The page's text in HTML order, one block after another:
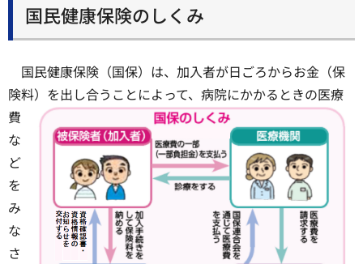
国民健康保険のしくみ
国民健康保険（国保）は、加入者が日ごろからお金（保
険料）を出し合うことによって、病院にかかる ときの医療
費
な
ど
を
み
な
さ